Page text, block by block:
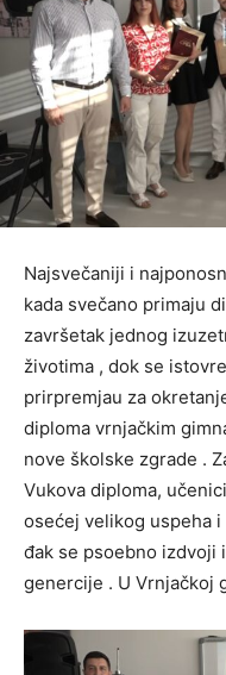
Najsvečaniji i
kada svečano primaju
završetak jednog
životima , dok se
prirpremjau za
diploma vrnjačkim
nove školske zgrade .
Vukova diploma,
osećej velikog uspeha
đak se psoebno
genercije . U Vrnjačkoj